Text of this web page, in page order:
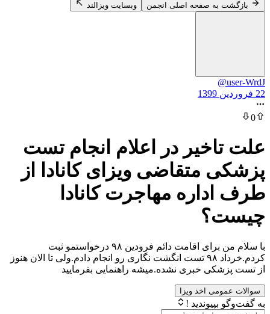
به صفحه اصلی انجمن وبسایت ویزالند
در اعلام انجام تست
متقاضی ویزای کانادا از
مهاجرت کانادا
با سلام من برای اقامت دائم فرودین ۹۸ درخواستمو ثبت
کردم.خرداد ۹۸ تست انگشت نگاری رو انجام دادم.ولی تا الان هنوز
خبری نشده.میشه راهنمایی بفرمایید
اخذ ویزا
!